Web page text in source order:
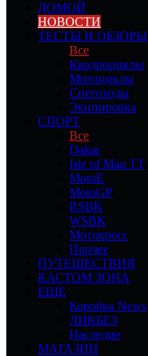
ДОМОЙ
НОВОСТИ
ТЕСТЫ И ОБЗОРЫ
Все
Квадроциклы
Мотоциклы
Снегоходы
Экипировка
СПОРТ
Все
Dakar
Isle of Man TT
MotoE
MotoGP
RSBK
WSBK
Мотокросс
Прочее
ПУТЕШЕСТВИЯ
КАСТОМ ЗОНА
ЕЩЕ
Коробка News
ЛИКБЕЗ
Наследие
МАГАЗИН